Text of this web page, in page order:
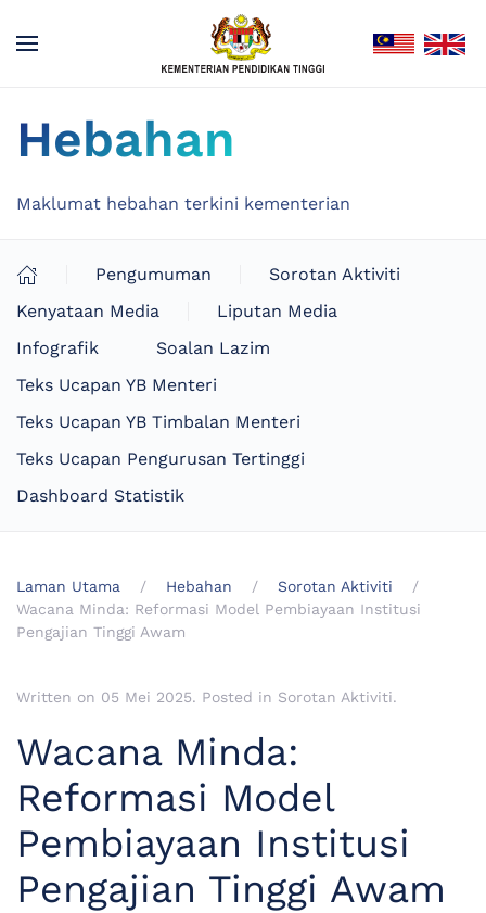
Hebahan
Maklumat hebahan terkini kementerian
Pengumuman
Sorotan Aktiviti
Kenyataan Media
Liputan Media
Infografik
Soalan Lazim
Teks Ucapan YB Menteri
Teks Ucapan YB Timbalan Menteri
Teks Ucapan Pengurusan Tertinggi
Dashboard Statistik
Laman Utama Hebahan
Sorotan Aktiviti
Wacana Minda: Reformasi Model Pembiayaan Institusi
Pengajian Tinggi Awam
Written on 05 Mei 2025. Posted in Sorotan Aktiviti.
Wacana Minda:
Reformasi Model
Pembiayaan Institusi
Pengajian Tinggi Awam